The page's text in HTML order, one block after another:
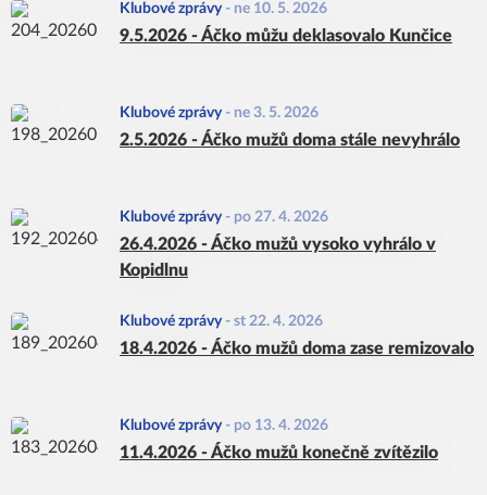
Klubové zprávy - ne 10. 5. 2026
9.5.2026 - Áčko můžu deklasovalo Kunčice
Klubové zprávy - ne 3. 5. 2026
2.5.2026 - Áčko mužů doma stále nevyhrálo
Klubové zprávy - po 27. 4. 2026
26.4.2026 - Áčko mužů vysoko vyhrálo v
Kopidlnu
Klubové zprávy - st 22. 4. 2026
18.4.2026 - Áčko mužů doma zase remizovalo
Klubové zprávy - po 13. 4. 2026
11.4.2026 - Áčko mužů konečně zvítězilo